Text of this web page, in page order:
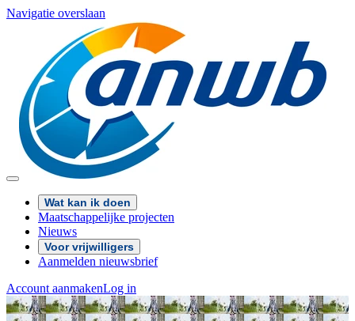
Navigatie overslaan
Wat kan ik doen
Maatschappelijke projecten
Nieuws
Voor vrijwilligers
Aanmelden nieuwsbrief
Account aanmakenLog in